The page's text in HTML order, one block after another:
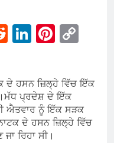
RedditLinkedIn
ਦੇ ਹਸਨ ਜ਼ਿਲ੍ਹੇ ਵਿੱਚ ਇੱਕ
ਪ੍ਰਦੇਸ਼ ਦੇ ਇੱਕ
ਐਤਵਾਰ ਨੂੰ ਇੱਕ ਸੜਕ
ਦੇ ਹਸਨ ਜ਼ਿਲ੍ਹੇ ਵਿੱਚ
ਰਿਹਾ ਸੀ।